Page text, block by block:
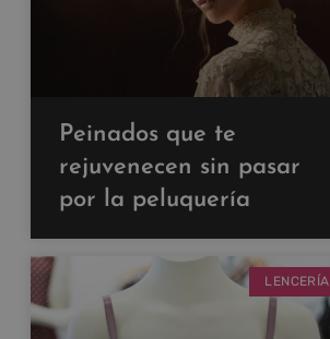
Peinados que te
rejuvenecen sin pasar
por la peluquería
LENCERÍA